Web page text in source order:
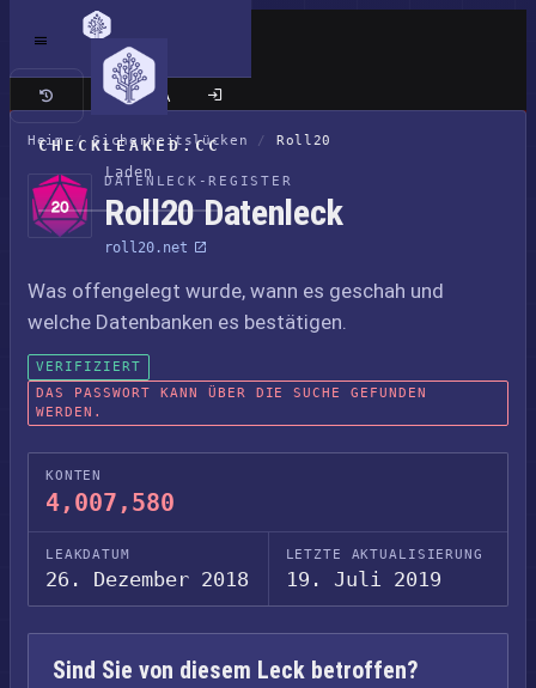
CHECKLEAKED.CC
Laden
Klassische Seite
Heim / Sicherheitslücken / Roll20
DATENLECK-REGISTER
Roll20 Datenleck
roll20.net
Was offengelegt wurde, wann es geschah und
welche Datenbanken es bestätigen.
VERIFIZIERT
DAS PASSWORT KANN ÜBER DIE SUCHE GEFUNDEN
WERDEN.
KONTEN
4,007,580
LEAKDATUM
26. Dezember 2018
LETZTE AKTUALISIERUNG
19. Juli 2019
Sind Sie von diesem Leck betroffen?